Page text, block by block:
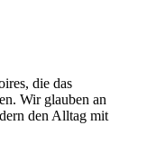
die das
Wir glauben an
den Alltag mit